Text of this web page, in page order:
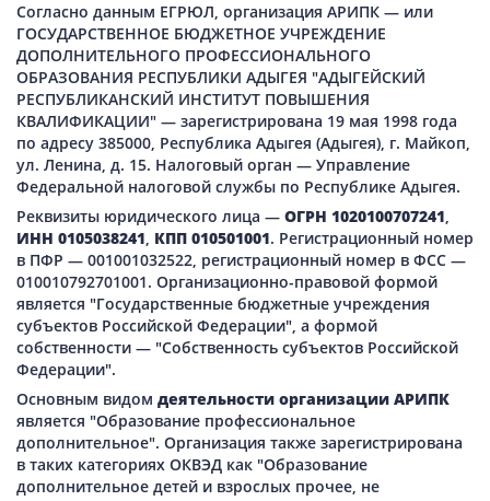
Согласно данным ЕГРЮЛ, организация АРИПК — или
ГОСУДАРСТВЕННОЕ БЮДЖЕТНОЕ УЧРЕЖДЕНИЕ
ДОПОЛНИТЕЛЬНОГО ПРОФЕССИОНАЛЬНОГО
ОБРАЗОВАНИЯ РЕСПУБЛИКИ АДЫГЕЯ "АДЫГЕЙСКИЙ
РЕСПУБЛИКАНСКИЙ ИНСТИТУТ ПОВЫШЕНИЯ
КВАЛИФИКАЦИИ" — зарегистрирована 19 мая 1998 года
по адресу 385000, Республика Адыгея (Адыгея), г. Майкоп,
ул. Ленина, д. 15. Налоговый орган — Управление
Федеральной налоговой службы по Республике Адыгея.
Реквизиты юридического лица — ОГРН 1020100707241,
ИНН 0105038241, КПП 010501001. Регистрационный номер
в ПФР — 001001032522, регистрационный номер в ФСС —
010010792701001. Организационно-правовой формой
является "Государственные бюджетные учреждения
субъектов Российской Федерации", а формой
собственности — "Собственность субъектов Российской
Федерации".
Основным видом деятельности организации АРИПК
является "Образование профессиональное
дополнительное". Организация также зарегистрирована
в таких категориях ОКВЭД как "Образование
дополнительное детей и взрослых прочее, не